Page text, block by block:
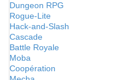
Dungeon RPG
Rogue-Lite
Hack-and-Slash
Cascade
Battle Royale
Moba
Coopération